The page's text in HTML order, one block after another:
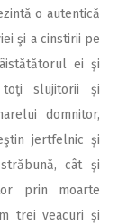
o autentică
şi a cinstirii pe
ei şi
toţi slujitorii şi
domnitor,
jertfelnic şi
cât şi
prin moarte
trei veacuri şi